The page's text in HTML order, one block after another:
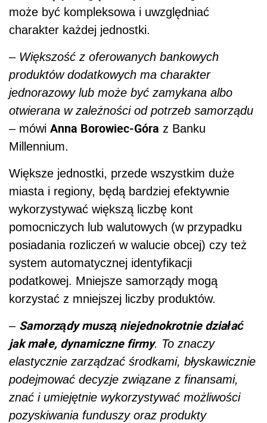
może być kompleksowa i uwzględniać
charakter każdej jednostki.
– Większość z oferowanych bankowych
produktów dodatkowych ma charakter
jednorazowy lub może być zamykana albo
otwierana w zależności od potrzeb samorządu
– mówi Anna Borowiec-Góra z Banku
Millennium.
Większe jednostki, przede wszystkim duże
miasta i regiony, będą bardziej efektywnie
wykorzystywać większą liczbę kont
pomocniczych lub walutowych (w przypadku
posiadania rozliczeń w walucie obcej) czy też
system automatycznej identyfikacji
podatkowej. Mniejsze samorządy mogą
korzystać z mniejszej liczby produktów.
– Samorządy muszą niejednokrotnie działać
jak małe, dynamiczne firmy. To znaczy
elastycznie zarządzać środkami, błyskawicznie
podejmować decyzje związane z finansami,
znać i umiejętnie wykorzystywać możliwości
pozyskiwania funduszy oraz produkty